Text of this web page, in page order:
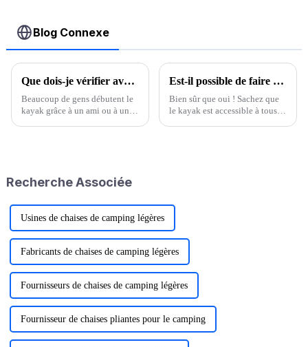
Blog Connexe
Que dois-je vérifier avant de louer un kayak
Beaucoup de gens débutent le
kayak grâce à un ami ou à une
jamais votre sécurité…
Est-il possible de faire du kayak en hiver ?
Bien sûr que oui ! Sachez que
le kayak est accessible à tous,
hivernaux...
Recherche Associée
Usines de chaises de camping légères
Fabricants de chaises de camping légères
Fournisseurs de chaises de camping légères
Fournisseur de chaises pliantes pour le camping